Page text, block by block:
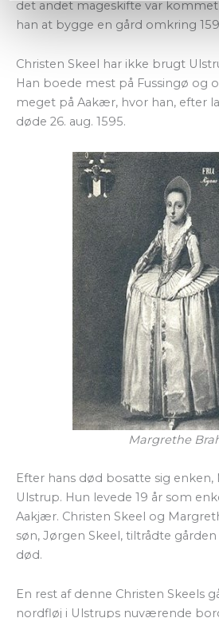
det andet mageskifte var
han at bygge en gård omkring
Christen Skeel har ikke brugt
Han boede mest på Fussingø og
meget på Aakær, hvor han, efter
døde 26. aug. 1595.
Margrethe
Efter hans død bosatte sig enken,
Ulstrup. Hun levede 19 år som
Aakjær. Christen Skeel og
søn, Jørgen Skeel, tiltrådte
død.
En rest af denne Christen Skeels
nordfløj i Ulstrups nuværende